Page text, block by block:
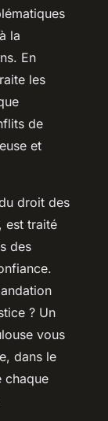
la
En
les
de
et
droit des
est traité
des
? Un
vous
dans le
chaque